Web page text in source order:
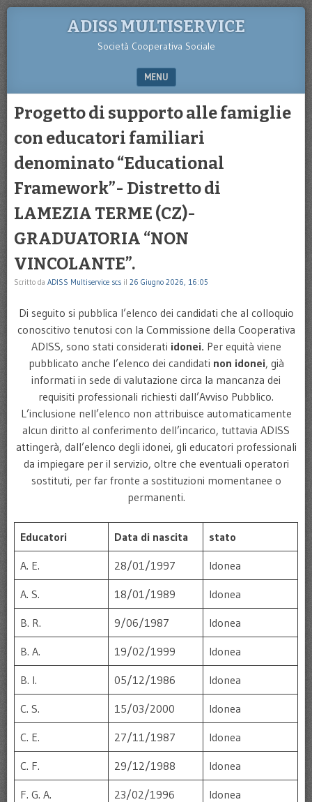
ADISS MULTISERVICE
Società Cooperativa Sociale
MENU
Progetto di supporto alle famiglie
con educatori familiari
denominato “Educational
Framework”- Distretto di
LAMEZIA TERME (CZ)-
GRADUATORIA “NON
VINCOLANTE”.
Scritto da ADISS Multiservice scs il 26 Giugno 2026, 16:05
Di seguito si pubblica l’elenco dei candidati che al colloquio
conoscitivo tenutosi con la Commissione della Cooperativa
ADISS, sono stati considerati idonei. Per equità viene
pubblicato anche l’elenco dei candidati non idonei, già
informati in sede di valutazione circa la mancanza dei
requisiti professionali richiesti dall’Avviso Pubblico.
L’inclusione nell’elenco non attribuisce automaticamente
alcun diritto al conferimento dell’incarico, tuttavia ADISS
attingerà, dall’elenco degli idonei, gli educatori professionali
da impiegare per il servizio, oltre che eventuali operatori
sostituti, per far fronte a sostituzioni momentanee o
permanenti.
Educatori Data di nascita stato
A. E. 28/01/1997 Idonea
A. S. 18/01/1989 Idonea
B. R. 9/06/1987 Idonea
B. A. 19/02/1999 Idonea
B. I. 05/12/1986 Idonea
C. S. 15/03/2000 Idonea
C. E. 27/11/1987 Idonea
C. F. 29/12/1988 Idonea
F. G. A. 23/02/1996 Idonea